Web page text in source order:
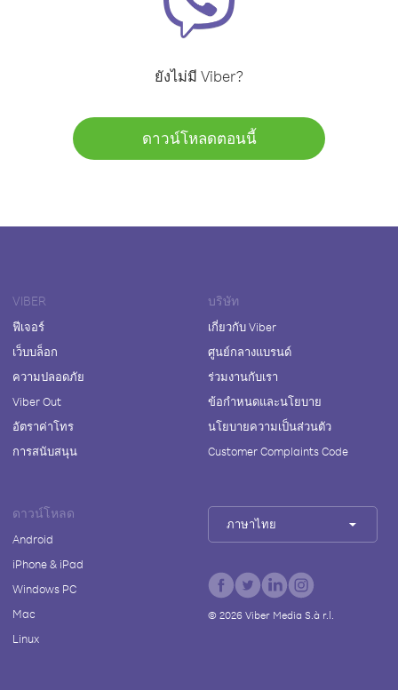
ยังไม่มี Viber?
ดาวน์โหลดตอนนี้
VIBER
ฟีเจอร์
เว็บบล็อก
ความปลอดภัย
Viber Out
อัตราค่าโทร
การสนับสนุน
บริษัท
เกี่ยวกับ Viber
ศูนย์กลางแบรนด์
ร่วมงานกับเรา
ข้อกำหนดและนโยบาย
นโยบายความเป็นส่วนตัว
Customer Complaints Code
ดาวน์โหลด
Android
iPhone & iPad
Windows PC
Mac
Linux
ภาษาไทย
© 2026Viber Media S.à r.l.